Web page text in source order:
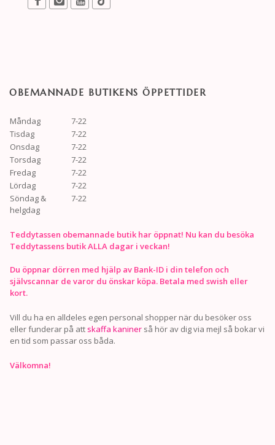
OBEMANNADE BUTIKENS ÖPPETTIDER
Måndag
7-22
Tisdag
7-22
Onsdag
7-22
Torsdag
7-22
Fredag
7-22
Lördag
7-22
Söndag &
helgdag
7-22
Teddytassen obemannade butik har öppnat! Nu kan du besöka
Teddytassens butik ALLA dagar i veckan!
Du öppnar dörren med hjälp av Bank-ID i din telefon och
självscannar de varor du önskar köpa. Betala med swish eller
kort.
Vill du ha en alldeles egen personal shopper när du besöker oss
eller funderar på att skaffa kaniner så hör av dig via mejl så bokar vi
en tid som passar oss båda.
Välkomna!